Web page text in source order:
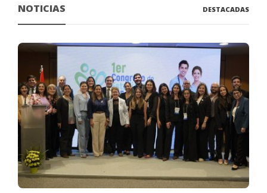
NOTICIAS DESTACADAS